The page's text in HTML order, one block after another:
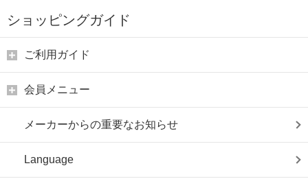
ショッピングガイド
ご利用ガイド
会員メニュー
メーカーからの重要なお知らせ
Language